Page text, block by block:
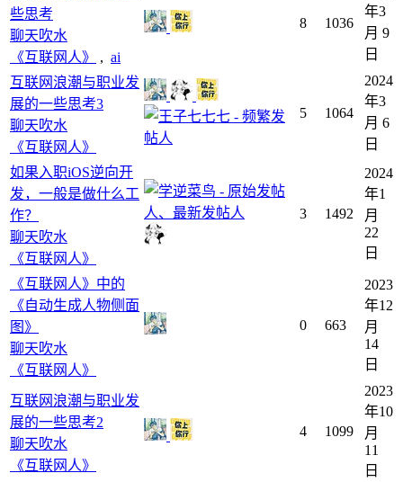
些思考
聊天吹水
《互联网人》
, ai
8 1036
年3
月 9
日
互联网浪潮与职业发
展的一些思考3
聊天吹水
《互联网人》
5 1064
2024
年3
月 6
日
如果入职iOS逆向开
发，一般是做什么工
作？
聊天吹水
《互联网人》
3 1492
2024
年1
月
22
日
《互联网人》中的
《自动生成人物侧面
图》
聊天吹水
《互联网人》
0 663
2023
年12
月
14
日
互联网浪潮与职业发
展的一些思考2
聊天吹水
《互联网人》
4 1099
2023
年10
月
11
日